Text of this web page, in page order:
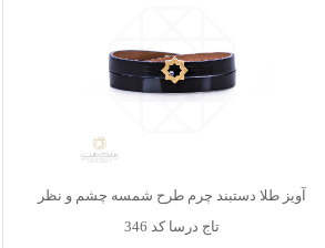
آویز طلا دستبند چرم طرح شمسه چشم و نظر
تاج درسا کد 346